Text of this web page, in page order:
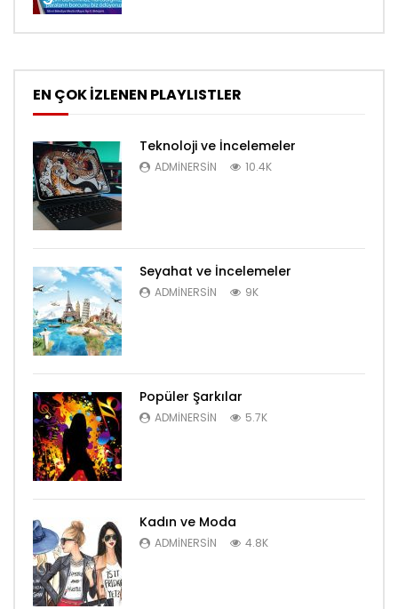
EN ÇOK İZLENEN PLAYLISTLER
Teknoloji ve İncelemeler
ADMINERSIN 10.4K
Seyahat ve İncelemeler
ADMINERSIN 9K
Popüler Şarkılar
ADMINERSIN 5.7K
Kadın ve Moda
ADMINERSIN 4.8K